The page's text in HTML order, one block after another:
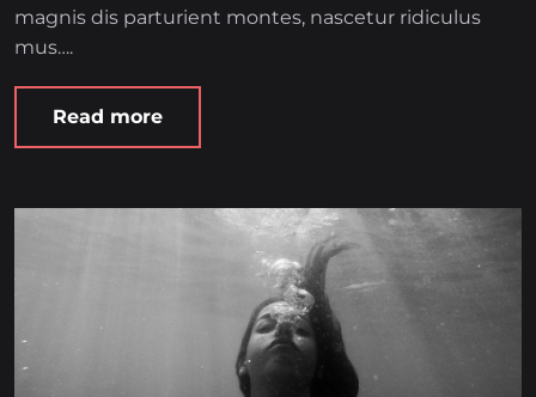
magnis dis parturient montes, nascetur ridiculus
mus….
Read more